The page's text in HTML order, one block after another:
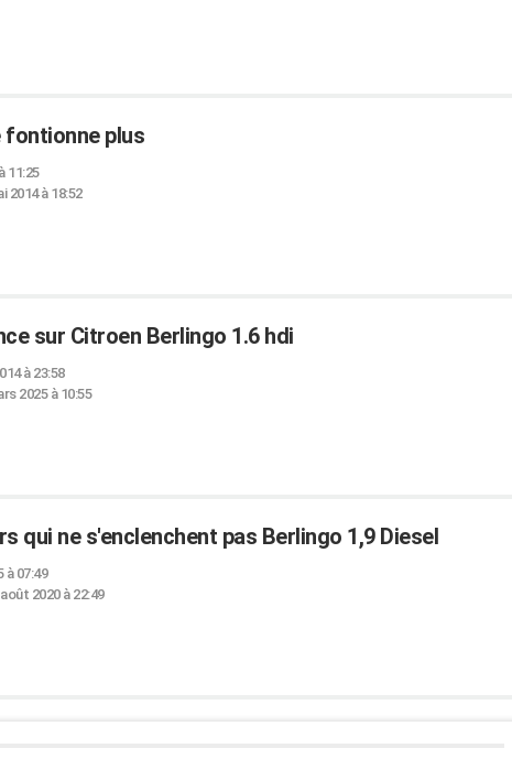
fontionne plus
11:25
2014 à 18:52
sur Citroen Berlingo 1.6 hdi
à 23:58
2025 à 10:55
qui ne s'enclenchent pas Berlingo 1,9 Diesel
à 07:49
2020 à 22:49